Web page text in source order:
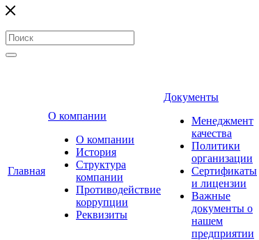
Главная
О компании
О компании
История
Структура
компании
Противодействие
коррупции
Реквизиты
Документы
Менеджмент
качества
Политики
организации
Сертификаты
и лицензии
Важные
документы о
нашем
предприятии